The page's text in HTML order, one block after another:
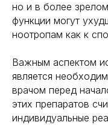
но и в более
функции могут
ноотропам как к
Важным аспектом
является
врачом перед
этих препаратов
индивидуальные